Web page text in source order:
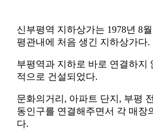
신부평역 지하상가는 1978년 8
평관내에 처음 생긴 지하상가다.
부평역과 지하로 바로 연결하지
적으로 건설되었다.
문화의거리, 아파트 단지, 부평
동인구를 연결해주면서 각 매장
다.